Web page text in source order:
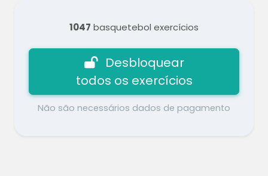
1047 basquetebol exercícios
Desbloquear
todos os exercícios
Não são necessários dados de pagamento